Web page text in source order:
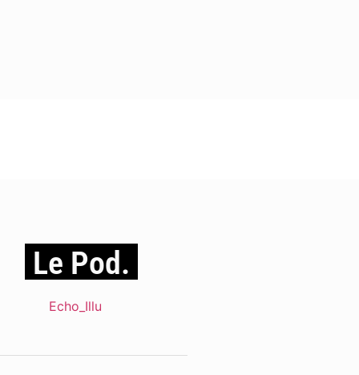
Le Pod.